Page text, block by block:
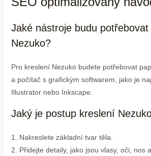
Jaké nástroje budu
Nezuko?
Pro kreslení Nezuko budete potřebovat
a počítač s grafickým softwarem, jako je
Illustrator nebo Inkscape.
Jaký je postup kreslení
1. Nakreslete základní tvar těla.
2. Přidejte detaily, jako jsou vlasy, oči, nos